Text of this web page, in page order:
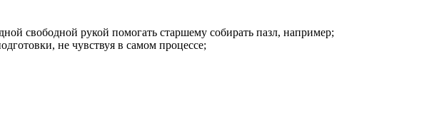
свободной рукой помогать старшему собирать пазл, например;
не чувствуя в самом процессе;